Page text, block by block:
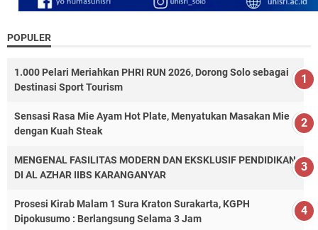
POPULER
1.000 Pelari Meriahkan PHRI RUN 2026, Dorong Solo sebagai
Destinasi Sport Tourism
Sensasi Rasa Mie Ayam Hot Plate, Menyatukan Masakan Mie
dengan Kuah Steak
MENGENAL FASILITAS MODERN DAN EKSKLUSIF PENDIDIKAN
DI AL AZHAR IIBS KARANGANYAR
Prosesi Kirab Malam 1 Sura Kraton Surakarta, KGPH
Dipokusumo : Berlangsung Selama 3 Jam